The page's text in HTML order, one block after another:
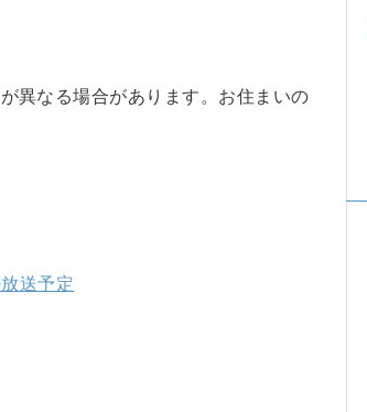
異なる場合があります。お住まいの
送予定